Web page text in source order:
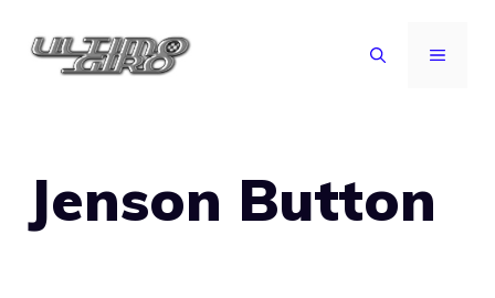
MENU
Jenson Button